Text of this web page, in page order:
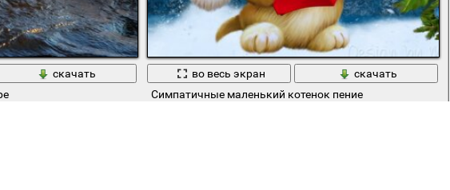
скачать
во весь экран
скачать
Симпатичные маленький котенок пение